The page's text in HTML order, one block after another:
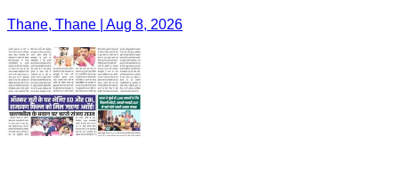
Thane, Thane | Aug 8, 2026